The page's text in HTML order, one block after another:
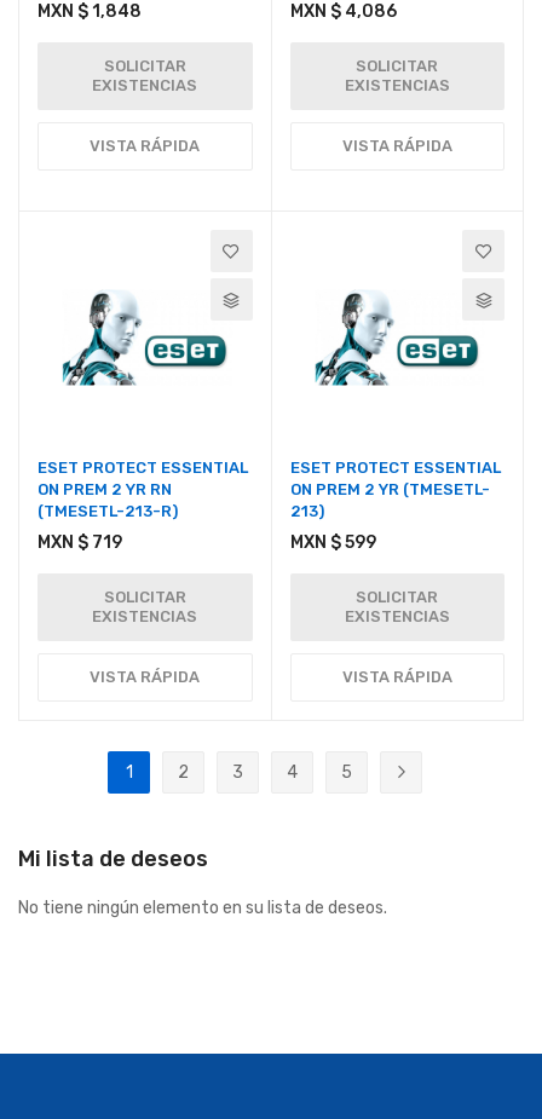
MXN $ 1,848
SOLICITAR
EXISTENCIAS
VISTA RÁPIDA
MXN $ 4,086
SOLICITAR
EXISTENCIAS
VISTA RÁPIDA
ESET PROTECT ESSENTIAL
ON PREM 2 YR RN
(TMESETL-213-R)
MXN $ 719
SOLICITAR
EXISTENCIAS
VISTA RÁPIDA
ESET PROTECT ESSENTIAL
ON PREM 2 YR (TMESETL-
213)
MXN $ 599
SOLICITAR
EXISTENCIAS
VISTA RÁPIDA
Página
Actualmente estás leyendo página
1
2
3
4
5
Mi lista de deseos
No tiene ningún elemento en su lista de deseos.